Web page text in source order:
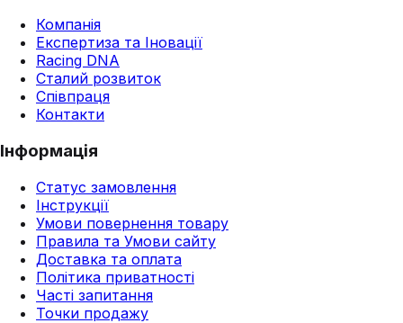
Компанія
Експертиза та Іновації
Racing DNA
Сталий розвиток
Співпраця
Контакти
Інформація
Статус замовлення
Інструкції
Умови повернення товару
Правила та Умови сайту
Доставка та оплата
Політика приватності
Часті запитання
Точки продажу